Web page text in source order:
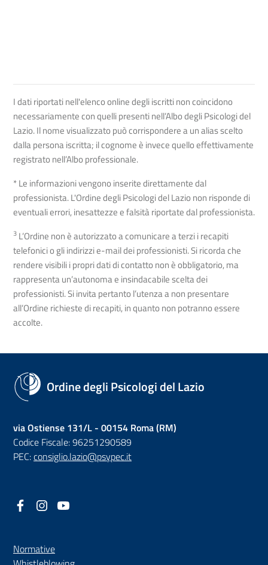
I dati riportati nell'elenco online degli iscritti non coincidono
necessariamente con quelli presenti nell’Albo degli Psicologi del
Lazio. Il nome visualizzato può corrispondere a un alias scelto
dalla persona iscritta; il cognome è invece quello effettivamente
registrato nell’Albo professionale.
* Le informazioni vengono inserite direttamente dal
professionista. L'Ordine degli Psicologi del Lazio non risponde di
eventuali errori, inesattezze e falsità riportate dal professionista.
3 L’Ordine non è autorizzato a comunicare a terzi i recapiti
telefonici o gli indirizzi e-mail dei professionisti. Si ricorda che
rendere visibili i propri dati di contatto non è obbligatorio, ma
rappresenta un’autonoma e insindacabile scelta dei
professionisti. Si invita pertanto l’utenza a non presentare
all’Ordine richieste di recapiti, in quanto non potranno essere
accolte.
Ordine degli Psicologi del Lazio
via Ostiense 131/L - 00154 Roma (RM)
Codice Fiscale: 96251290589
PEC:consiglio.lazio@psypec.it
Facebook
(nuova scheda - new tab)
Instagram
(nuova scheda - new tab)
Normative